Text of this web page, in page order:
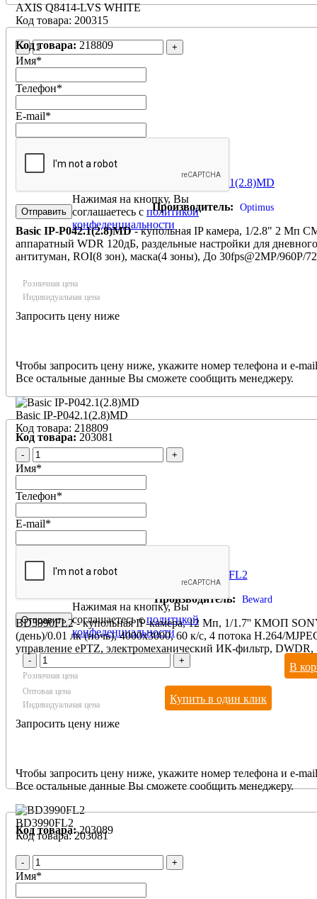
AXIS Q8414-LVS WHITE
Код товара: 200315
- +
Имя*
Телефон*
E-mail*
Нажимая на кнопку, Вы
соглашаетесь с политикой
конфеденциальности
Код товара: 218809
Basic IP-P042.1(2.8)MD
Производитель:
Optimus
Basic IP-P042.1(2.8)MD- купольная IP камера, 1/2.8" 2 Мп
аппаратный WDR 120дБ, раздельные настройки для
антитуман, ROI(8 зон), маска(4 зоны), До 30fps@2MP/960P/
включенной ИК подсветке), режим день/ночь
расписанию, встроенный ИК-фильтр), Н.264/H.265/Н.264+/
TCP/IP,HTTP,DHCP,DNS,DDNS,RTP/
микрофон, DC12В(600мА); РоЕ, Мах 9Вт, от -45°С до +50°С,
корпус, IP66, 100х90мм, 320 гр.
Розничная цена
Индивидуальная цена
Запросить цену ниже
Чтобы запросить цену ниже, укажите номер телефона и e-
Все остальные данные Вы сможете сообщить менеджеру.
Basic IP-P042.1(2.8)MD
Код товара: 218809
- +
Имя*
Телефон*
E-mail*
Нажимая на кнопку, Вы
соглашаетесь сполитикой
конфеденциальности
- +
В
Купить в один клик
Код товара: 203081
BD3990FL2
Производитель:
Beward
BD3990FL2 - купольная IP-камера, 12 Мп, 1/1.7'' КМОП
(день)/0.01 лк (ночь), 4000x3000, 60 к/с, 4 потока H.264/
управление ePTZ, электромеханический ИК-фильтр, DWDR,
2DNR/3DNR/ColorNR, встроенный микрофон и динамик,
12В (DC)/PoE
Розничная цена
Оптовая цена
Индивидуальная цена
Запросить цену ниже
Чтобы запросить цену ниже, укажите номер телефона и e-
Все остальные данные Вы сможете сообщить менеджеру.
BD3990FL2
Код товара: 203081
- +
Имя*
Код товара: 203089